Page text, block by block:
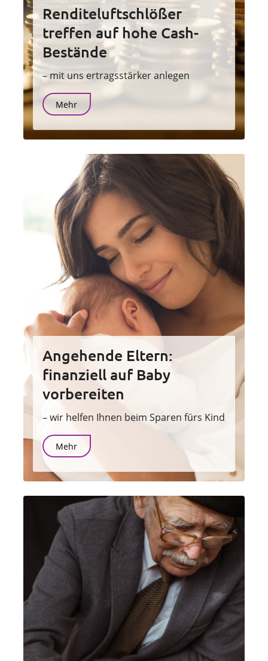
Renditeluftschlößer
treffen auf hohe Cash-
Bestände
– mit uns ertragsstärker anlegen
Mehr
Angehende Eltern:
finanziell auf Baby
vorbereiten
– wir helfen Ihnen beim Sparen fürs Kind
Mehr